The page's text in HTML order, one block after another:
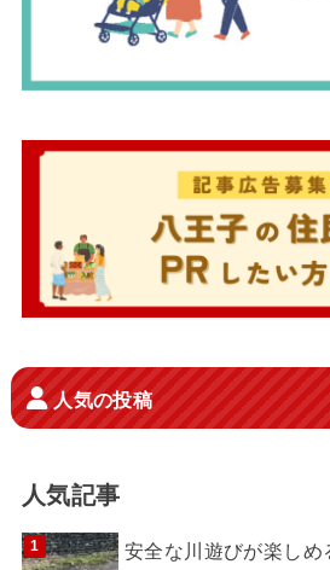
人気の投稿
人気記事
安全な川遊びが楽しめ